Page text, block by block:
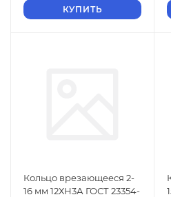
КУПИТЬ
Кольцо врезающееся 2-
16 мм 12ХН3А ГОСТ 23354-